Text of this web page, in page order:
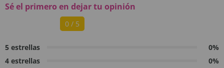
Sé el primero en dejar tu opinión
0 / 5
5 estrellas
0%
4 estrellas
0%